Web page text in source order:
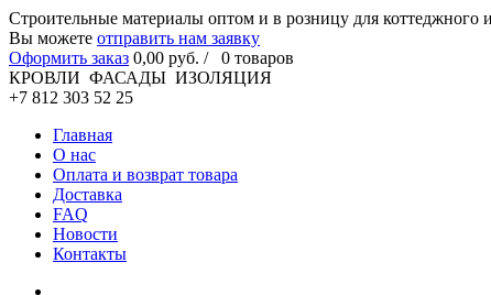
Cтроительные материалы оптом и в розницу для коттеджного
Вы можете отправить нам заявку
Оформить заказ 0,00 руб. / 0 товаров
КРОВЛИ ФАСАДЫ ИЗОЛЯЦИЯ
+7 812 303 52 25
Главная
О нас
Оплата и возврат товара
Доставка
FAQ
Новости
Контакты